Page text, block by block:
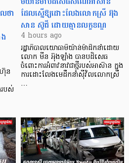
ថា
ហ៊ុន
បស់
ដែលស្នើឱ្យដោះលែងលោកស្រី អ៊ុង
សាន ស៊ូជី ដោយគ្មានលក្ខខណ្ឌ
4 hours ago
រដ្ឋាភិបាលយោធាមីយ៉ាន់ម៉ាដឹកនាំដោយ
លោក មីន អ៊ុងឡាំង បានបដិសេធ
ចំពោះការអំពាវនាវជាថ្មីរបស់អាស៊ាន ក្នុង
ការដោះលែងមេដឹកនាំស៊ីវិលលោកស្រី
…